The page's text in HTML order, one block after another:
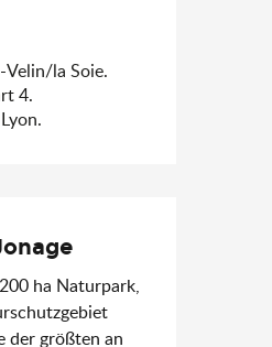
la Soie.
4.
ha Naturpark,
der größten an